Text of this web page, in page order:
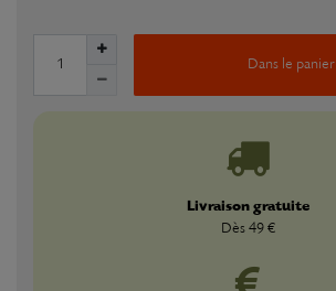
Dans le panier
Livraison gratuite
Dès 49 €